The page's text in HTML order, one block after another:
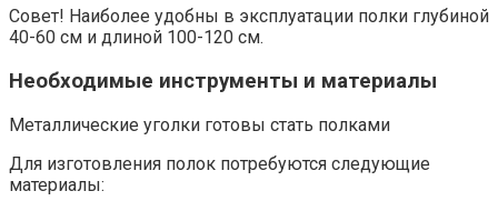
Совет! Наиболее удобны в эксплуатации полки глубиной
40-60 см и длиной 100-120 см.
Необходимые инструменты и материалы
Металлические уголки готовы стать полками
Для изготовления полок потребуются следующие
материалы: